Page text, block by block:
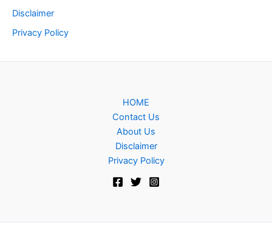
Disclaimer
Privacy Policy
HOME
Contact Us
About Us
Disclaimer
Privacy Policy